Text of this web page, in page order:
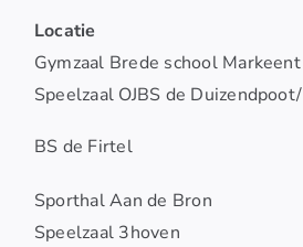
Locatie
Gymzaal Brede school Markeent
Speelzaal OJBS de Duizendpoot/
BS de Firtel
Sporthal Aan de Bron
Speelzaal 3hoven